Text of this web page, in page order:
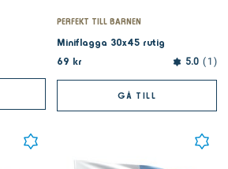
PERFEKT TILL BARNEN
Miniflagga 30x45 rutig
69 kr
5.0 1
GÅ TILL